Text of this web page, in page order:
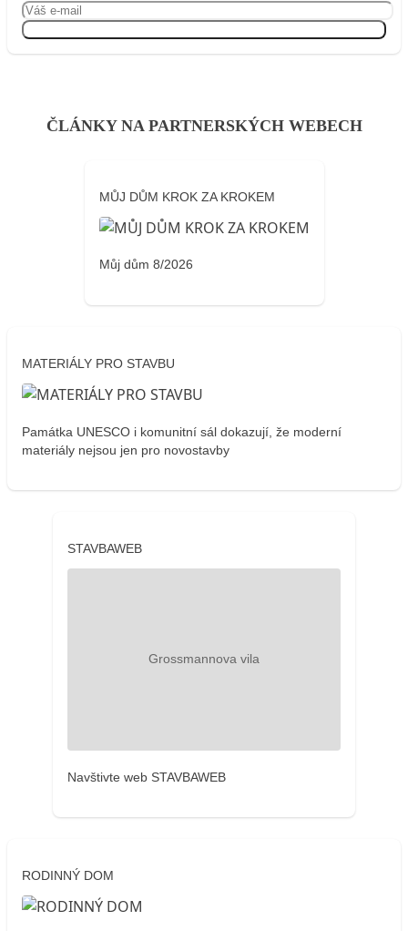
ČLÁNKY NA PARTNERSKÝCH WEBECH
MŮJ DŮM KROK ZA KROKEM
Můj dům 8/2026
MATERIÁLY PRO STAVBU
Památka UNESCO i komunitní sál dokazují, že moderní
materiály nejsou jen pro novostavby
STAVBAWEB
Navštivte web STAVBAWEB
RODINNÝ DOM